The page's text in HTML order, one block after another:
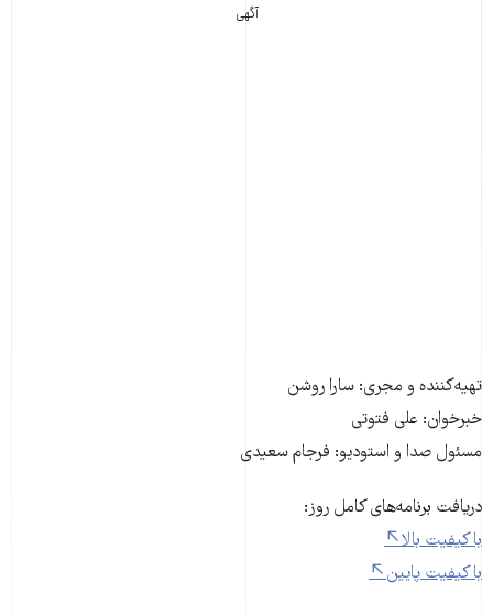
آگهی
تهیه‌کننده و مجری: سارا روشن
خبرخوان: علی فتوتی
مسئول صدا و استودیو: فرجام سعیدی
دریافت برنامه‌های کامل روز:
با کیفیت بالا
با کیفیت پایین